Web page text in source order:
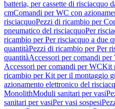
batteria, per cassette di risciacquo
cmComandi per WC con
risciacquoPezzi di ricambio per
pneumatico del risciacquoPer
ricambio per Per risciacquo a due
quantitàPezzi di ricambio per Per
quantitàAccessori per comandi per
Accessori per comandi per WCKit
ricambio per Kit per il montaggio
azionamento elettronico del
MonolithModuli sanitari per vasi
sanitari per vasiPer vasi sospesi